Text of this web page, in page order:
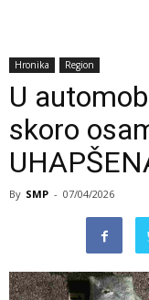
Hronika Region
U
skoro
By SMP - 07/04/2026